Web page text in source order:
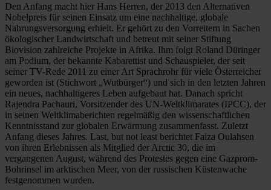
Den Anfang macht hier Hans Herren, der 2013 den Alternativen
Nobelpreis für seinen Einsatz um eine nachhaltige, globale
Nahrungsversorgung erhielt. Er gehört zu den Vorreitern in Sachen
ökologischer Landwirtschaft und betreut mit seiner Stiftung
Biovision zahlreiche Projekte in Afrika. Ihm folgt Roland Düringer
am Podium, der bekannte Kabarettist und Schauspieler, der seit
seiner TV-Rede 2011 zu einer Art Sprachrohr für viele Österreicher
geworden ist (Stichwort „Wutbürger“) und sich in den letzten Jahren
ein neues, nachhaltigeres Leben aufgebaut hat. Danach spricht
Rajendra Pachauri, Vorsitzender des UN-Weltklimarates (IPCC), der
in seinen Weltklimaberichten regelmäßig den wissenschaftlichen
Kenntnisstand zur globalen Erwärmung zusammenfasst. Zuletzt
Anfang dieses Jahres. Last, but not least berichtet Faiza Oulahsen
von ihren Erlebnissen als Mitglied der Arctic 30, die im
vergangenen August, während des Protestes gegen eine Gazprom-
Bohrinsel im arktischen Meer, von der russischen Küstenwache
festgenommen wurden.